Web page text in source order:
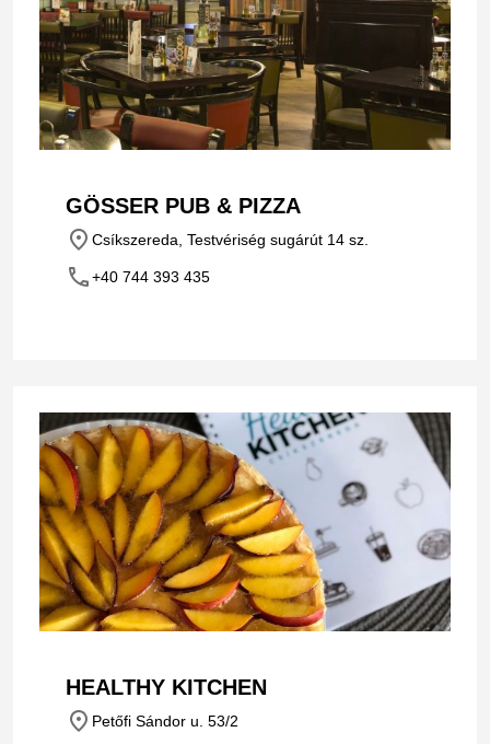
GÖSSER PUB & PIZZA
place Csíkszereda, Testvériség sugárút 14 sz.
phone+40 744 393 435
HEALTHY KITCHEN
place Petőfi Sándor u. 53/2